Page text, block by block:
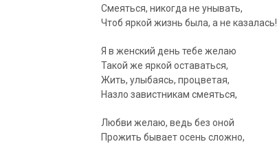
Смеяться, никогда не унывать,
Чтоб яркой жизнь была, а не казалась!
Я в женский день тебе желаю
Такой же яркой оставаться,
Жить, улыбаясь, процветая,
Назло завистникам смеяться,
Любви желаю, ведь без оной
Прожить бывает осень сложно,